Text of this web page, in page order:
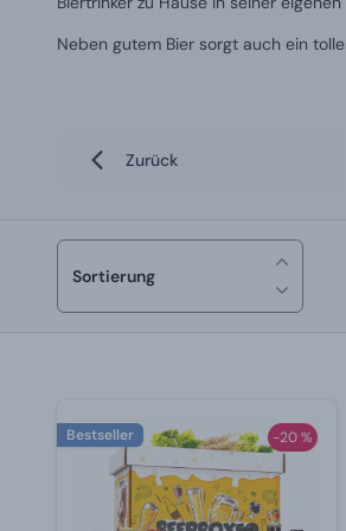
Neben gutem Bier sorgt auch ein
Zurück
Sortierung
-20 %
Bestseller